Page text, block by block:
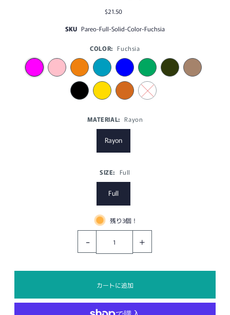
$21.50
SKU Pareo-Full-Solid-Color-Fuchsia
COLOR: Fuchsia
MATERIAL: Rayon
Rayon
SIZE: Full
Full
残り3個！
- +